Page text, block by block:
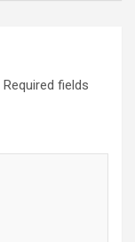
Required fields